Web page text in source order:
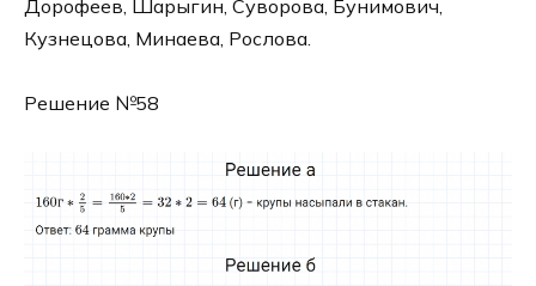
Дорофеев, Шарыгин, Суворова, Бунимович,
Кузнецова, Минаева, Рослова.
Решение №58